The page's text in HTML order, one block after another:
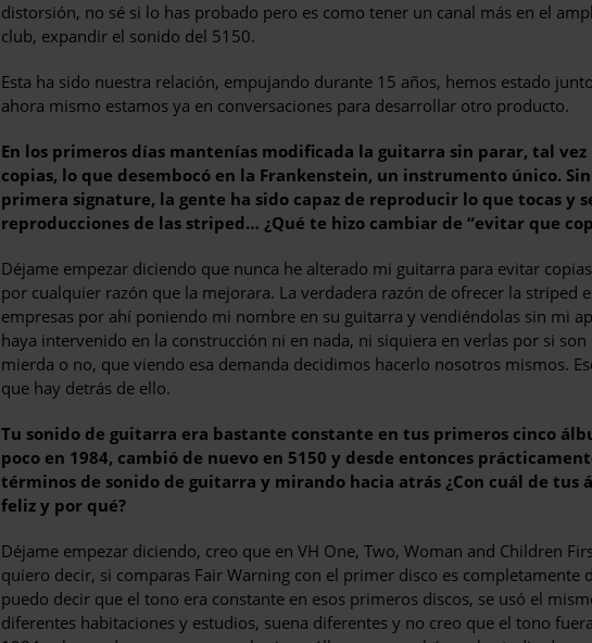
distorsión, no sé si lo has probado pero es como tener un canal más en el
club, expandir el sonido del 5150.
Esta ha sido nuestra relación, empujando durante 15 años, hemos estado
ahora mismo estamos ya en conversaciones para desarrollar otro producto.
En los primeros días mantenías modificada la guitarra sin parar, tal
copias, lo que desembocó en la Frankenstein, un instrumento único.
primera signature, la gente ha sido capaz de reproducir lo que tocas y
reproducciones de las striped… ¿Qué te hizo cambiar de “evitar que
Déjame empezar diciendo que nunca he alterado mi guitarra para evitar
por cualquier razón que la mejorara. La verdadera razón de ofrecer la striped
empresas por ahí poniendo mi nombre en su guitarra y vendiéndolas sin mi
haya intervenido en la construcción ni en nada, ni siquiera en verlas por si
mierda o no, que viendo esa demanda decidimos hacerlo nosotros mismos.
que hay detrás de ello.
Tu sonido de guitarra era bastante constante en tus primeros cinco
poco en 1984, cambió de nuevo en 5150 y desde entonces
términos de sonido de guitarra y mirando hacia atrás ¿Con cuál de tus
feliz y por qué?
Déjame empezar diciendo, creo que en VH One, Two, Woman and Children
quiero decir, si comparas Fair Warning con el primer disco es completamente
puedo decir que el tono era constante en esos primeros discos, se usó el
diferentes habitaciones y estudios, suena diferentes y no creo que el tono